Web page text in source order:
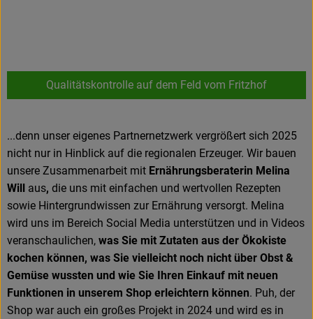
Qualitätskontrolle auf dem Feld vom Fritzhof
...denn unser eigenes Partnernetzwerk vergrößert sich 2025
nicht nur in Hinblick auf die regionalen Erzeuger. Wir bauen
unsere Zusammenarbeit mit Ernährungsberaterin Melina
Will aus, die uns mit einfachen und wertvollen Rezepten
sowie Hintergrundwissen zur Ernährung versorgt. Melina
wird uns im Bereich Social Media unterstützen und in Videos
veranschaulichen, was Sie mit Zutaten aus der Ökokiste
kochen können, was Sie vielleicht noch nicht über Obst &
Gemüse wussten und wie Sie Ihren Einkauf mit neuen
Funktionen in unserem Shop erleichtern können. Puh, der
Shop war auch ein großes Projekt in 2024 und wird es in